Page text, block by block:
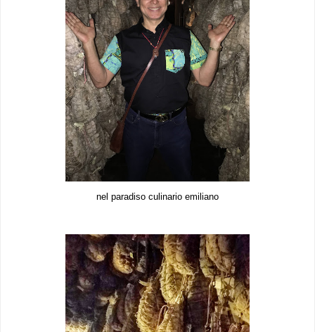
nel paradiso culinario emiliano